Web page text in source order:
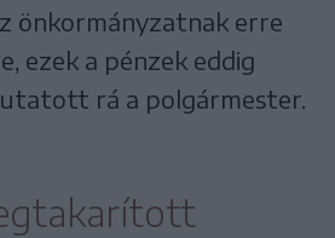
önkormányzatnak erre
ezek a pénzek eddig
rá a polgármester.